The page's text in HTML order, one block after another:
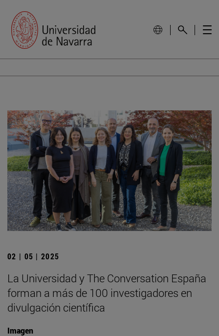
02 | 05 | 2025
La Universidad y The Conversation España
forman a más de 100 investigadores en
divulgación científica
Imagen